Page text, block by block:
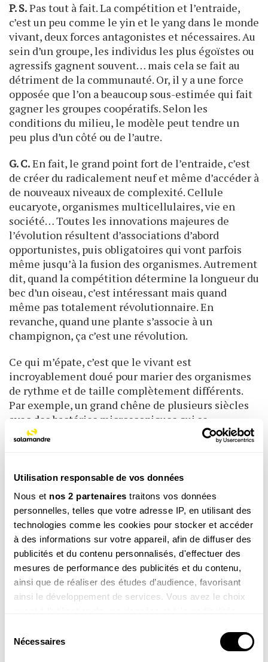
Utilisation responsable de vos données
Nous et nos 2 partenaires traitons vos données
personnelles, telles que votre adresse IP, en utilisant des
technologies comme les cookies pour stocker et accéder
à des informations sur votre appareil, afin de diffuser des
publicités et du contenu personnalisés, d'effectuer des
mesures de performance des publicités et du contenu,
ainsi que de réaliser des études d’audience, favorisant
ainsi le développement de services. Vous avez le choix
tout moment en consultant la Déclaration relative aux
cookies ou en cliquant sur l'icône de confidentialité.
Nécessaires
P. S.Pas tout à fait. La compétition et l’entraide,
c’est un peu comme le yin et le yang dans le monde
vivant, deux forces antagonistes et nécessaires. Au
sein d’un groupe, les individus les plus égoïstes ou
agressifs gagnent souvent… mais cela se fait au
détriment de la communauté. Or, il y a une force
opposée que l’on a beaucoup sous-estimée qui fait
gagner les groupes coopératifs. Selon les
conditions du milieu, le modèle peut tendre un
peu plus d’un côté ou de l’autre.
G. C.En fait, le grand point fort de l’entraide, c’est
de créer du radicalement neuf et même d’accéder à
de nouveaux niveaux de complexité. Cellule
eucaryote, organismes multicellulaires, vie en
société… Toutes les innovations majeures de
l’évolution résultent d’associations d’abord
opportunistes, puis obligatoires qui vont parfois
même jusqu’à la fusion des organismes. Autrement
dit, quand la compétition détermine la longueur du
bec d’un oiseau, c’est intéressant mais quand
même pas totalement révolutionnaire. En
revanche, quand une plante s’associe à un
champignon, ça c’est une révolution.
Ce qui m’épate, c’est que le vivant est
incroyablement doué pour marier des organismes
de rythme et de taille complètement différents.
Par exemple, un grand chêne de plusieurs siècles
avec des bactéries micro­scopiques qui se
reproduisent toutes les heures autour de ses
petits ? Ou entre forts et faibles ? Ne fait-on pas
plutôt souvent l’inverse ?
Donc entraide et compétition, il faut des
deux.
P. S.Oui… sachant qu’un excès de la seconde est
toxique. C’est tout le problème de notre société
moderne qui ne la voit que comme une saine
émulation, comme une excitation positive. Sauf
tout le temps,
les écoliers, les étudiants, les entreprises, les pays,